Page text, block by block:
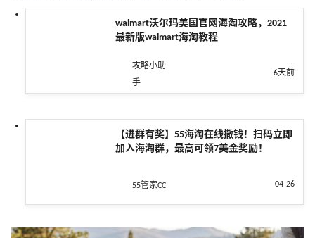
walmart沃尔玛美国官网海淘攻略，2021
最新版walmart海淘教程
攻略小助
手
6天前
【进群有奖】55海淘在线撒钱！扫码立即
加入海淘群，最高可领7美金奖励！
55管家CC 04-26